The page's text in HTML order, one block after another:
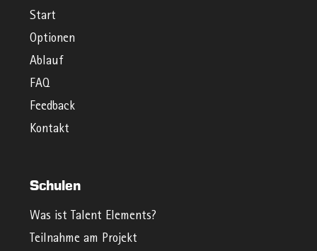
Start
Optionen
Ablauf
FAQ
Feedback
Kontakt
Schulen
Was ist Talent Elements?
Teilnahme am Projekt